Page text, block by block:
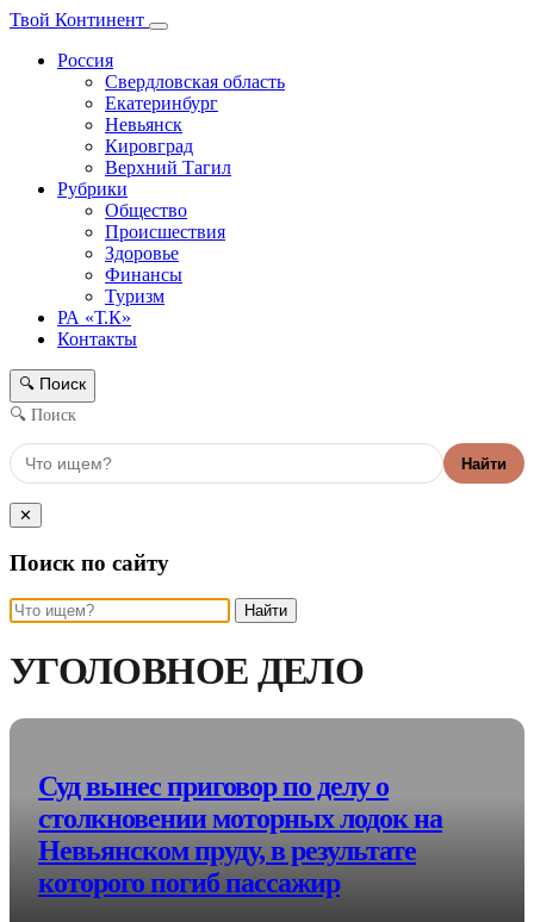
Твой Континент
Россия
Свердловская область
Екатеринбург
Невьянск
Кировград
Верхний Тагил
Рубрики
Общество
Происшествия
Здоровье
Финансы
Туризм
РА «Т.К»
Контакты
🔍 Поиск
🔍 Поиск
Найти
✕
Поиск по сайту
Найти
УГОЛОВНОЕ ДЕЛО
Суд вынес приговор по делу о
столкновении моторных лодок на
Невьянском пруду, в результате
которого погиб пассажир